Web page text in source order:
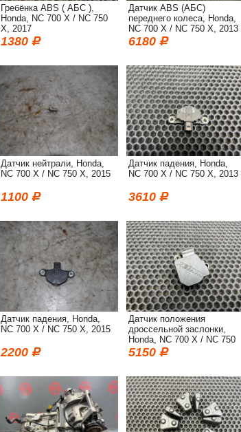
Гребёнка ABS ( АБС ),
Honda, NC 700 X / NC 750
X, 2017
1380
Датчик ABS (АБС)
переднего колеса, Honda,
NC 700 X / NC 750 X, 2013
6180
Датчик нейтрали, Honda,
NC 700 X / NC 750 X, 2015
1100
Датчик падения, Honda,
NC 700 X / NC 750 X, 2013
3610
Датчик падения, Honda,
NC 700 X / NC 750 X, 2015
2200
Датчик положения
дроссельной заслонки,
Honda, NC 700 X / NC 750
X, 2014
5150